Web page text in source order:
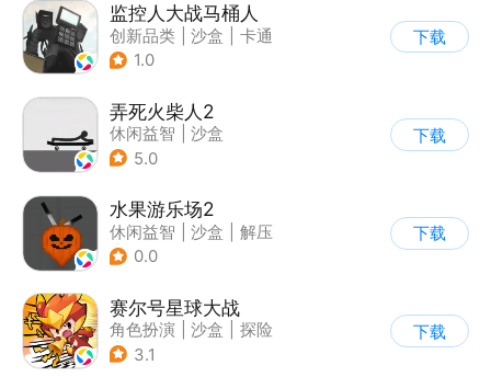
监控人大战马桶人
创新品类 沙盒
卡通
| 建造
1.0
下载
弄死火柴人2
休闲益智
沙盒
5.0
下载
水果游乐场2
休闲益智 沙盒
解压
| 脑洞
0.0
下载
赛尔号星球大战
角色扮演 沙盒
探险
| 赛尔号
3.1
下载